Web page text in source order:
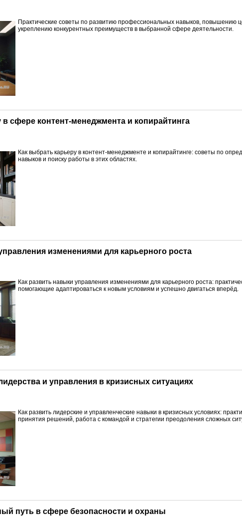
Практические советы по развитию профессиональных навыков, повышению
укреплению конкурентных преимуществ в выбранной сфере деятельности.
в сфере контент-менеджмента и копирайтинга
Как выбрать карьеру в контент-менеджменте и копирайтинге: советы по
навыков и поиску работы в этих областях.
изменениями для карьерного роста
Как развить навыки управления изменениями для карьерного роста:
помогающие адаптироваться к новым условиям и успешно двигаться вперёд.
и управления в кризисных ситуациях
Как развить лидерские и управленческие навыки в кризисных условиях:
принятия решений, работа с командой и стратегии преодоления сложных
путь в сфере безопасности и охраны